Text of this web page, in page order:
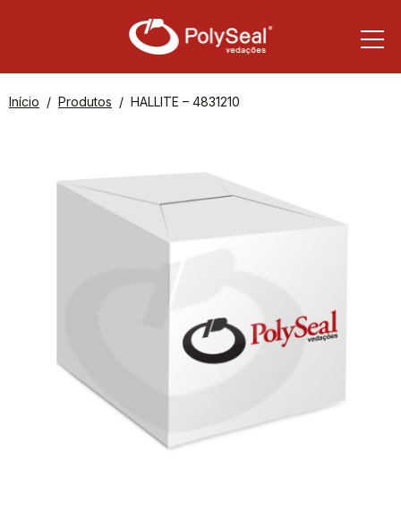
Início Produtos HALLITE – 4831210